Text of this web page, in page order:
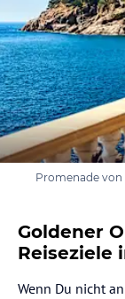
Promenade von
Goldener
Reiseziele
Wenn Du nicht